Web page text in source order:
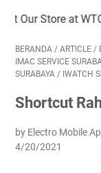
2nd Floor, No.
BERANDA / ARTICLE /
IMAC SERVICE
SURABAYA / IWATCH
Shortcut
by Electro Mobile
4/20/2021